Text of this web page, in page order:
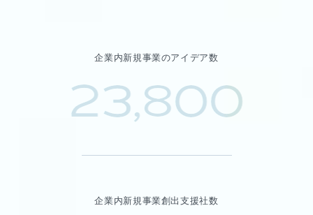
企業内新規事業のアイデア数
23,800
企業内新規事業創出支援社数